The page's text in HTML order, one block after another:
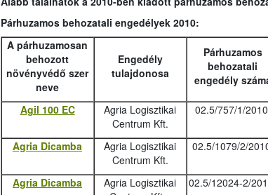
Párhuzamos behozatali engedélyek 2010:
A párhuzamosan
behozott
növényvédő szer
neve
Engedély
tulajdonosa
Párhuzamos
behozatali
engedély
Agil 100 EC
Agria Logisztikai
Centrum Kft.
02.5/757/1/
Agria Dicamba
Agria Logisztikai
Centrum Kft.
02.5/1079/2/
Agria Dicamba
Agria Logisztikai
02.5/12024-2/